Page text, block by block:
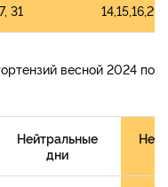
31 14,15,16,29
весной 2024 по
Нейтральные
дни